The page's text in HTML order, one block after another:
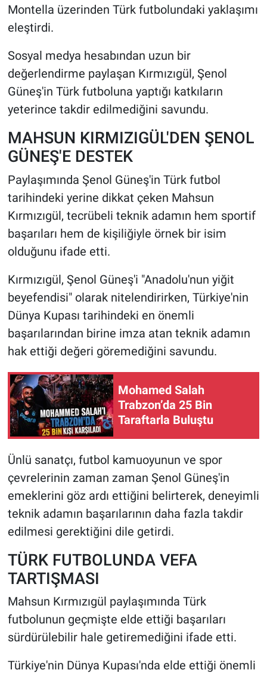
Montella üzerinden Türk futbolundaki yaklaşımı
eleştirdi.
Sosyal medya hesabından uzun bir
değerlendirme paylaşan Kırmızıgül, Şenol
Güneş'in Türk futboluna yaptığı katkıların
yeterince takdir edilmediğini savundu.
MAHSUN KIRMIZIGÜL'DEN ŞENOL
GÜNEŞ'E DESTEK
Paylaşımında Şenol Güneş'in Türk futbol
tarihindeki yerine dikkat çeken Mahsun
Kırmızıgül, tecrübeli teknik adamın hem sportif
başarıları hem de kişiliğiyle örnek bir isim
olduğunu ifade etti.
Kırmızıgül, Şenol Güneş'i "Anadolu'nun yiğit
beyefendisi" olarak nitelendirirken, Türkiye'nin
Dünya Kupası tarihindeki en önemli
başarılarından birine imza atan teknik adamın
hak ettiği değeri göremediğini savundu.
Mohamed Salah
Trabzon’da 25 Bin
Taraftarla Buluştu
Ünlü sanatçı, futbol kamuoyunun ve spor
çevrelerinin zaman zaman Şenol Güneş'in
emeklerini göz ardı ettiğini belirterek, deneyimli
teknik adamın başarılarının daha fazla takdir
edilmesi gerektiğini dile getirdi.
TÜRK FUTBOLUNDA VEFA
TARTIŞMASI
Mahsun Kırmızıgül paylaşımında Türk
futbolunun geçmişte elde ettiği başarıları
sürdürülebilir hale getiremediğini ifade etti.
Türkiye'nin Dünya Kupası'nda elde ettiği önemli
Bilim, Teknoloji